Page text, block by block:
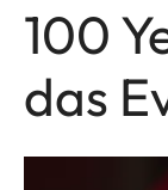
100
das